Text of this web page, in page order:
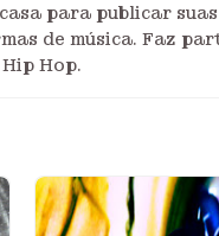
para publicar
de música. Faz
Hop.